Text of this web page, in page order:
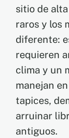
sitio de
raros y los
diferente:
requieren
clima y un
manejan
tapices,
arruinar
antiguos.